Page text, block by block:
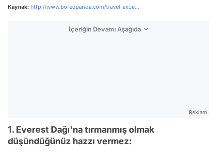
Kaynak: http://www.boredpanda.com/travel-expe...
İçeriğin Devamı Aşağıda
Reklam
1. Everest Dağı'na tırmanmış olmak
düşündüğünüz hazzı vermez: